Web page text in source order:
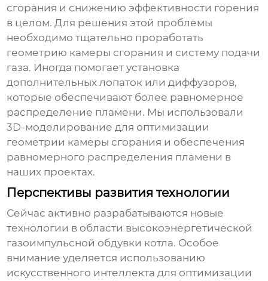
сгорания и снижению эффективности горения
в целом. Для решения этой проблемы
необходимо тщательно проработать
геометрию камеры сгорания и систему подачи
газа. Иногда помогает установка
дополнительных лопаток или диффузоров,
которые обеспечивают более равномерное
распределение пламени. Мы использовали
3D-моделирование для оптимизации
геометрии камеры сгорания и обеспечения
равномерного распределения пламени в
наших проектах.
Перспективы развития технологии
Сейчас активно разрабатываются новые
технологии в области высокоэнергетической
газоимпульсной обдувки котла. Особое
внимание уделяется использованию
искусственного интеллекта для оптимизации